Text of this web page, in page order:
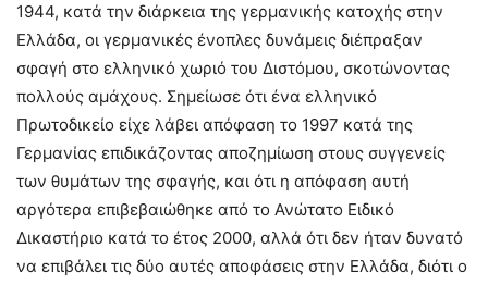
1944, κατά την διάρκεια της γερμανικής κατοχής στην
Ελλάδα, οι γερμανικές ένοπλες δυνάμεις διέπραξαν
σφαγή στο ελληνικό χωριό του Διστόμου, σκοτώνοντας
πολλούς αμάχους. Σημείωσε ότι ένα ελληνικό
Πρωτοδικείο είχε λάβει απόφαση το 1997 κατά της
Γερμανίας επιδικάζοντας αποζημίωση στους συγγενείς
των θυμάτων της σφαγής, και ότι η απόφαση αυτή
αργότερα επιβεβαιώθηκε από το Ανώτατο Ειδικό
Δικαστήριο κατά το έτος 2000, αλλά ότι δεν ήταν δυνατό
να επιβάλει τις δύο αυτές αποφάσεις στην Ελλάδα, διότι ο